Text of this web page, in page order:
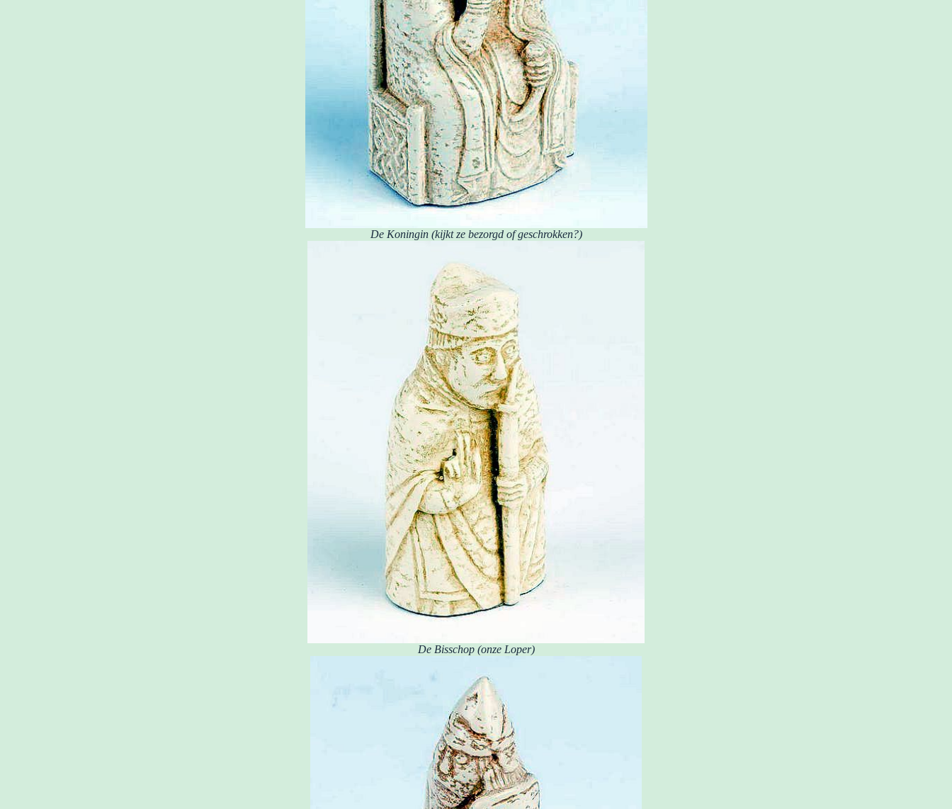
De Koningin (kijkt ze bezorgd of geschrokken?)
De Bisschop (onze Loper)